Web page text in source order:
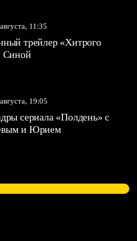
11:35
трейлер «Хитрого
Синой
19:05
сериала «Полдень» с
и Юрием